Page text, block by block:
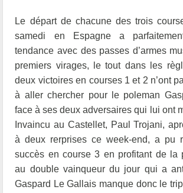
Le départ de chacune des trois
samedi en Espagne a
tendance avec des passes d’armes
premiers virages, le tout dans les
deux victoires en courses 1 et 2 n’ont
à aller chercher pour le poleman
face à ses deux adversaires qui lui ont
Invaincu au Castellet, Paul Trojani,
à deux rerprises ce week-end, a pu
succès en course 3 en profitant de la
au double vainqueur du jour qui a
Gaspard Le Gallais manque donc le